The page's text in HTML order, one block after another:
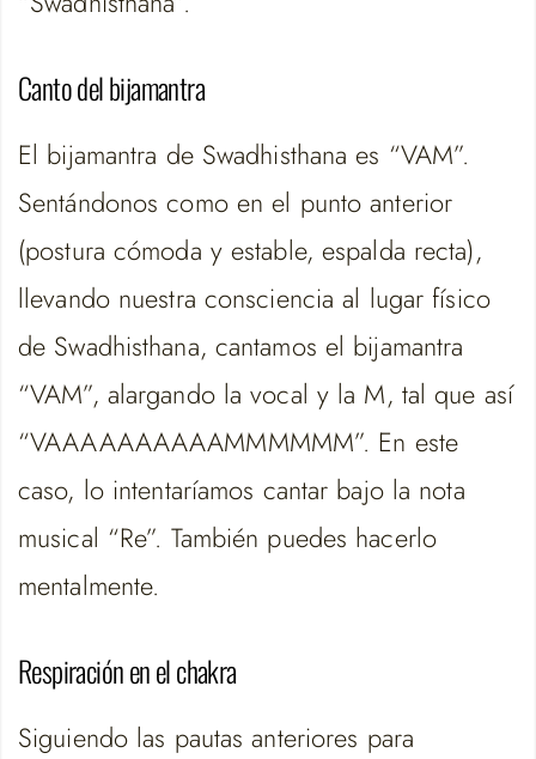
Canto del bijamantra
El bijamantra de Swadhisthana es “VAM”.
Sentándonos como en el punto anterior
(postura cómoda y estable, espalda recta),
llevando nuestra consciencia al lugar físico
de Swadhisthana, cantamos el bijamantra
“VAM”, alargando la vocal y la M, tal que así
“VAAAAAAAAAAMMMMMM”. En este
caso, lo intentaríamos cantar bajo la nota
musical “Re”. También puedes hacerlo
mentalmente.
Respiración en el chakra
Siguiendo las pautas anteriores para